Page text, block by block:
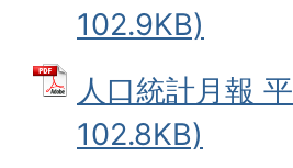
102.9KB)
人口統計月報
102.8KB)